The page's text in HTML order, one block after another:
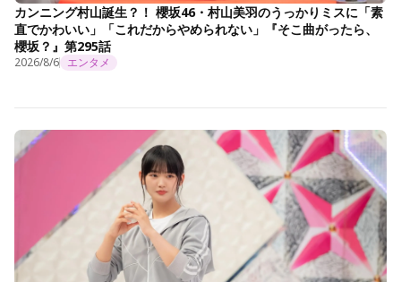
カンニング村山誕生？！ 櫻坂46・村山美羽のうっかりミスに「素
直でかわいい」「これだからやめられない」『そこ曲がったら、
櫻坂？』第295話
2026/8/6 エンタメ